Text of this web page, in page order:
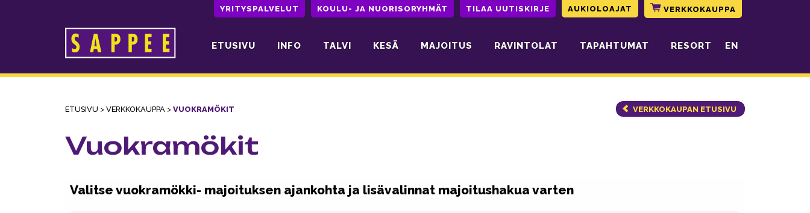
YRITYSPALVELUT KOULU- JA NUORISORYHMÄT TILAA UUTISKIRJE AUKIOLOAJAT VERKKOKAUPPA
Päävalikko ETUSIVU INFO TALVI KESÄ MAJOITUS RAVINTOLAT TAPAHTUMAT RESORT EN
ETUSIVU > VERKKOKAUPPA > VUOKRAMÖKIT VERKKOKAUPAN ETUSIVU
Vuokramökit
Valitse vuokramökki- majoituksen ajankohta ja lisävalinnat majoitushakua varten